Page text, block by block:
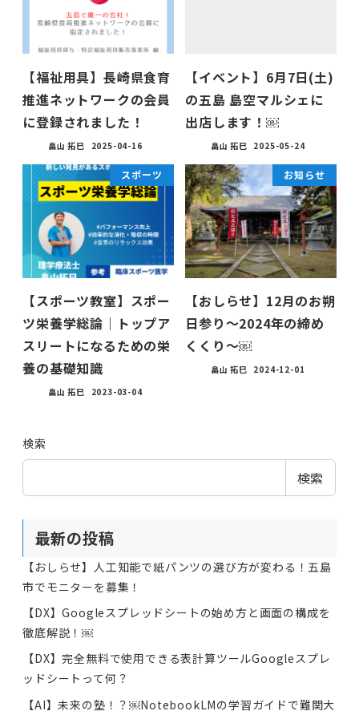
【福祉用具】長崎県食育
推進ネットワークの会員
に登録されました！
畠山 拓巳 2025-04-16
【イベント】6月7日(土)
の五島 島空マルシェに
出店します！￼
畠山 拓巳 2025-05-24
スポーツ
【スポーツ教室】スポー
ツ栄養学総論｜トップア
スリートになるための栄
養の基礎知識
畠山 拓巳 2023-03-04
お知らせ
【おしらせ】12月のお朔
日参り〜2024年の締め
くくり〜￼
畠山 拓巳 2024-12-01
検索
検索
最新の投稿
【おしらせ】人工知能で紙パンツの選び方が変わる！五島
市でモニターを募集！
【DX】Googleスプレッドシートの始め方と画面の構成を
徹底解説！￼
【DX】完全無料で使用できる表計算ツールGoogleスプレ
ッドシートって何？
【AI】未来の塾！？￼NotebookLMの学習ガイドで難関大